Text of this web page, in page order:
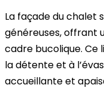
La façade du chalet
généreuses, offrant
cadre bucolique. Ce
la détente et à
accueillante et